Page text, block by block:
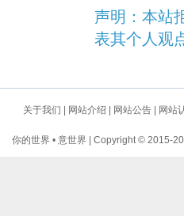
声明：本站
表其个人观
关于我们 网站介绍 网站公告 网站
你的世界 • 意世界 | Copyright © 2015-